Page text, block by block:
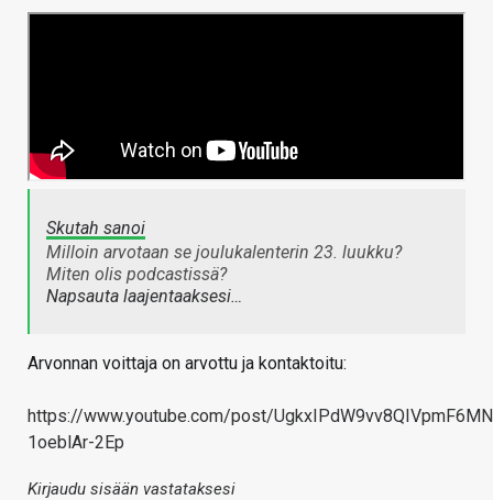
Skutah sanoi
Milloin arvotaan se joulukalenterin 23. luukku?
Miten olis podcastissä?
Napsauta laajentaaksesi…
Arvonnan voittaja on arvottu ja kontaktoitu:
https://www.youtube.com/post/
1oeblAr-2Ep
Kirjaudu sisään vastataksesi